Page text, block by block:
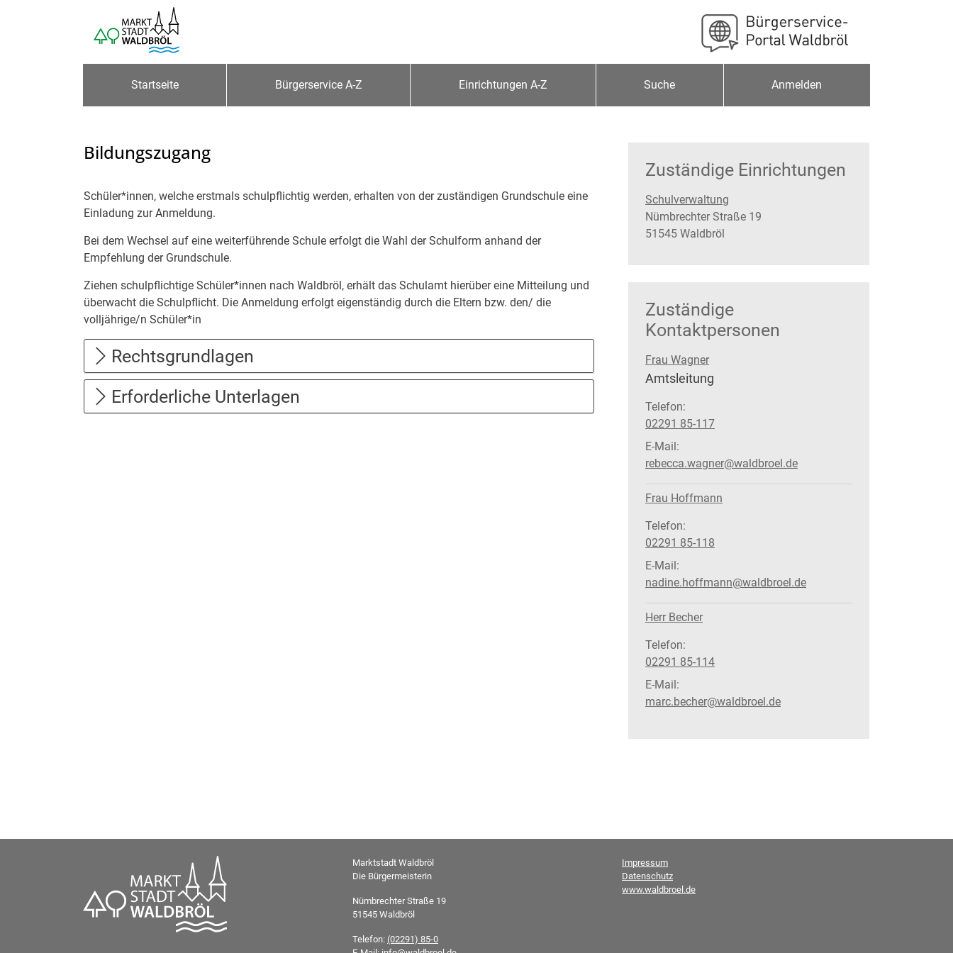
Startseite Bürgerservice A-Z Einrichtungen A-Z Suche Anmelden
Bildungszugang
Beschreibung
Schüler*innen, welche erstmals schulpflichtig werden, erhalten von der zuständigen Grundschule eine
Einladung zur Anmeldung.
Bei dem Wechsel auf eine weiterführende Schule erfolgt die Wahl der Schulform anhand der
Empfehlung der Grundschule.
Ziehen schulpflichtige Schüler*innen nach Waldbröl, erhält das Schulamt hierüber eine Mitteilung und
überwacht die Schulpflicht. Die Anmeldung erfolgt eigenständig durch die Eltern bzw. den/ die
volljährige/n Schüler*in
Rechtsgrundlagen
Erforderliche Unterlagen
Zuständige Einrichtungen
Schulverwaltung
Straße:
Nümbrechter Straße Hausnummer:
19
PLZ:
51545 Ort:
Waldbröl
Zuständige
Kontaktpersonen
Frau Wagner
Position:
Amtsleitung
Telefon:
02291 85-117
E-Mail:
rebecca.wagner@waldbroel.de
Frau Hoffmann
Telefon:
02291 85-118
E-Mail:
nadine.hoffmann@waldbroel.de
Herr Becher
Telefon:
02291 85-114
E-Mail:
marc.becher@waldbroel.de
Marktstadt Waldbröl
Die Bürgermeisterin
Nümbrechter Straße 19
51545 Waldbröl
Telefon: (02291) 85-0
Impressum
Datenschutz
www.waldbroel.de